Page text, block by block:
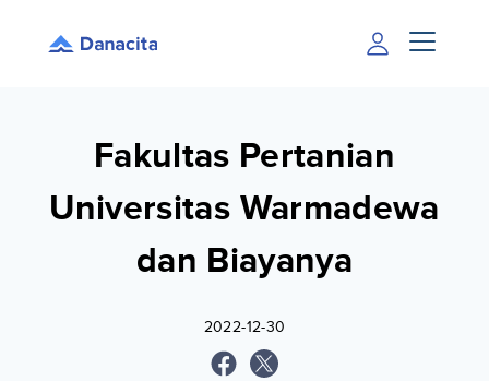
Fakultas Pertanian
Universitas Warmadewa
dan Biayanya
2022-12-30